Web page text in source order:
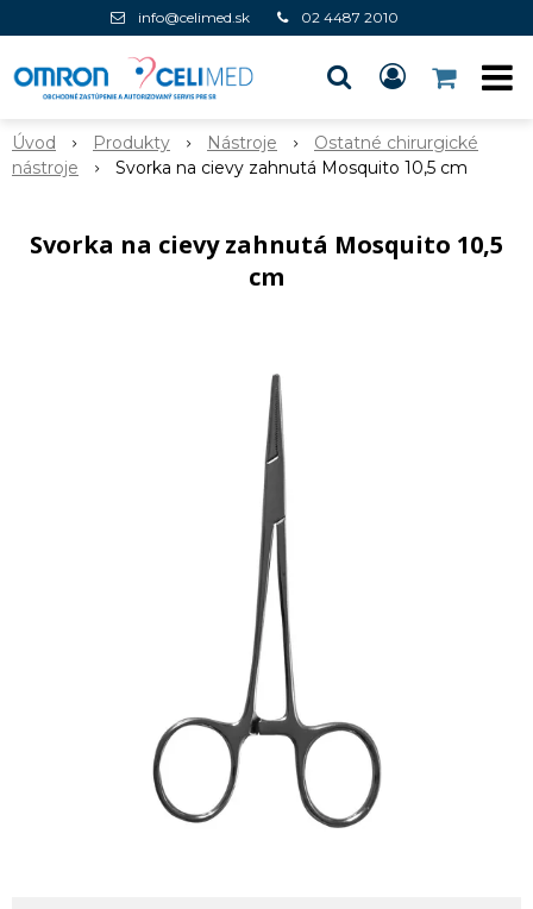
info@celimed.sk 02 4487 2010
Úvod Produkty Nástroje
Ostatné chirurgické
nástroje
Svorka na cievy zahnutá Mosquito 10,5 cm
Svorka na cievy zahnutá Mosquito 10,5
cm